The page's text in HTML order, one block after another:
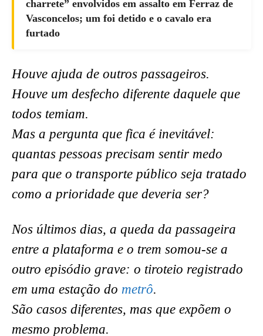
charrete” envolvidos em assalto em Ferraz de
Vasconcelos; um foi detido e o cavalo era
furtado
Houve ajuda de outros passageiros.
Houve um desfecho diferente daquele que
todos temiam.
Mas a pergunta que fica é inevitável:
quantas pessoas precisam sentir medo
para que o transporte público seja tratado
como a prioridade que deveria ser?
Nos últimos dias, a queda da passageira
entre a plataforma e o trem somou-se a
outro episódio grave: o tiroteio registrado
em uma estação do metrô.
São casos diferentes, mas que expõem o
mesmo problema.